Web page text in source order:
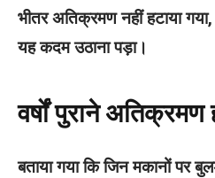
भीतर अतिक्रमण नहीं हटाया
यह कदम उठाना पड़ा।
वर्षों पुराने अतिक्रमण
बताया गया कि जिन मकानों पर